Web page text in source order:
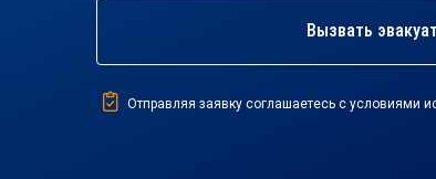
Вызвать
Отправляя заявку соглашаетесь с условиями